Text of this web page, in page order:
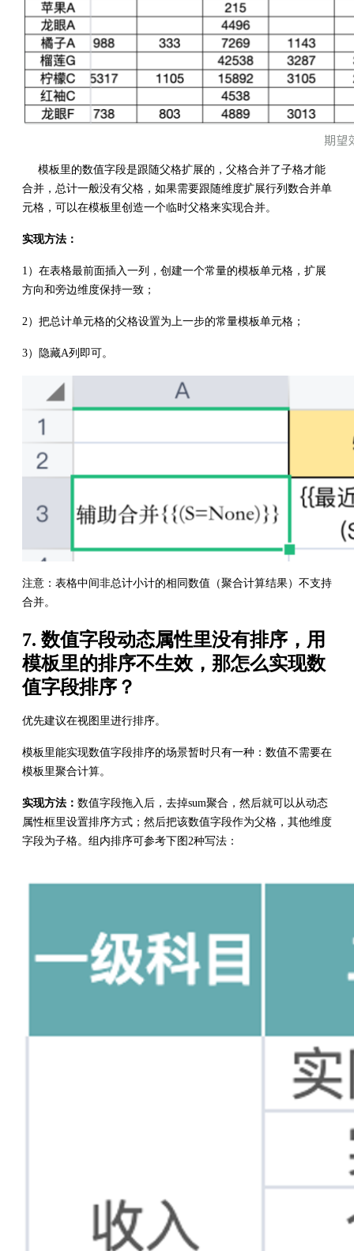
模板里的数值字段是跟随父格扩展的，父格合并了子格才能
合并，总计一般没有父格，如果需要跟随维度扩展行列数合并单
元格，可以在模板里创造一个临时父格来实现合并。
实现方法：
1）在表格最前面插入一列，创建一个常量的模板单元格，扩展
方向和旁边维度保持一致；
2）把总计单元格的父格设置为上一步的常量模板单元格；
3）隐藏A列即可。
注意：表格中间非总计小计的相同数值（聚合计算结果）不支持
合并。
7. 数值字段动态属性里没有排序，用
模板里的排序不生效，那怎么实现数
值字段排序？
优先建议在视图里进行排序。
模板里能实现数值字段排序的场景暂时只有一种：数值不需要在
模板里聚合计算。
实现方法： 数值字段拖入后，去掉sum聚合，然后就可以从动态
属性框里设置排序方式；然后把该数值字段作为父格，其他维度
字段为子格。组内排序可参考下图2种写法：